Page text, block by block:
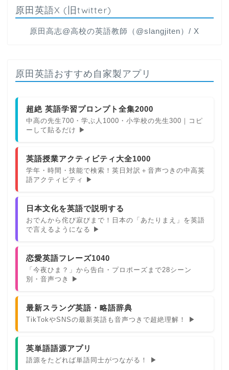
原田英語X (旧twitter)
原田高志@高校の英語教師（@slangjiten）/ X
原田英語おすすめ自家製アプリ
超絶 英語学習プロンプト全集2000
中高の先生700・学ぶ人1000・小学校の先生300｜コピ
ーして貼るだけ ▶
英語授業アクティビティ大全1000
学年・時間・技能で検索！英日対訳＋音声つきの中高英
語アクティビティ ▶
日本文化を英語で説明する
おでんから侘び寂びまで！日本の「あたりまえ」を英語
で言えるようになる ▶
恋愛英語フレーズ1040
「今夜ひま？」から告白・プロポーズまで28シーン
別・音声つき ▶
最新スラング英語・略語辞典
TikTokやSNSの最新英語も音声つきで超絶理解！ ▶
英単語語源アプリ
語源をたどれば単語同士がつながる！ ▶